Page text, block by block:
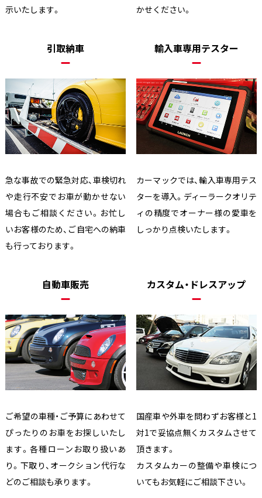
示いたします。
かせください。
引取納車
急な事故での緊急対応、車検切れ
や走行不安でお車が動かせない
場合もご相談ください。お忙し
いお客様のため、ご自宅への納車
も行っております。
輸入車専用テスター
カーマックでは、輸入車専用テス
ターを導入。ディーラークオリテ
ィの精度でオーナー様の愛車を
しっかり点検いたします。
自動車販売
ご希望の車種・ご予算にあわせて
ぴったりのお車をお探しいたし
ます。各種ローンお取り扱いあ
り。下取り、オークション代行な
どのご相談も承ります。
カスタム・ドレスアップ
国産車や外車を問わずお客様と1
対1で妥協点無くカスタムさせて
頂きます。
カスタムカーの整備や車検につ
いてもお気軽にご相談下さい。